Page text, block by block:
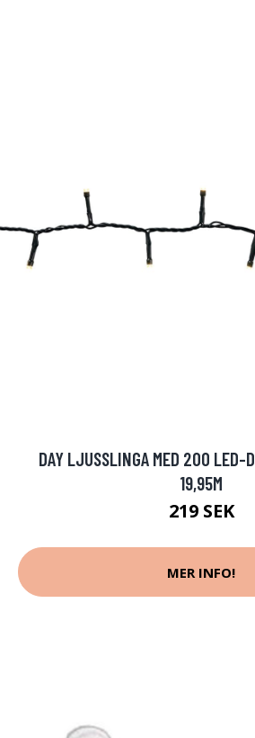
DAY LJUSSLINGA MED 200 LED-
19,95M
219 SEK
MER INFO!